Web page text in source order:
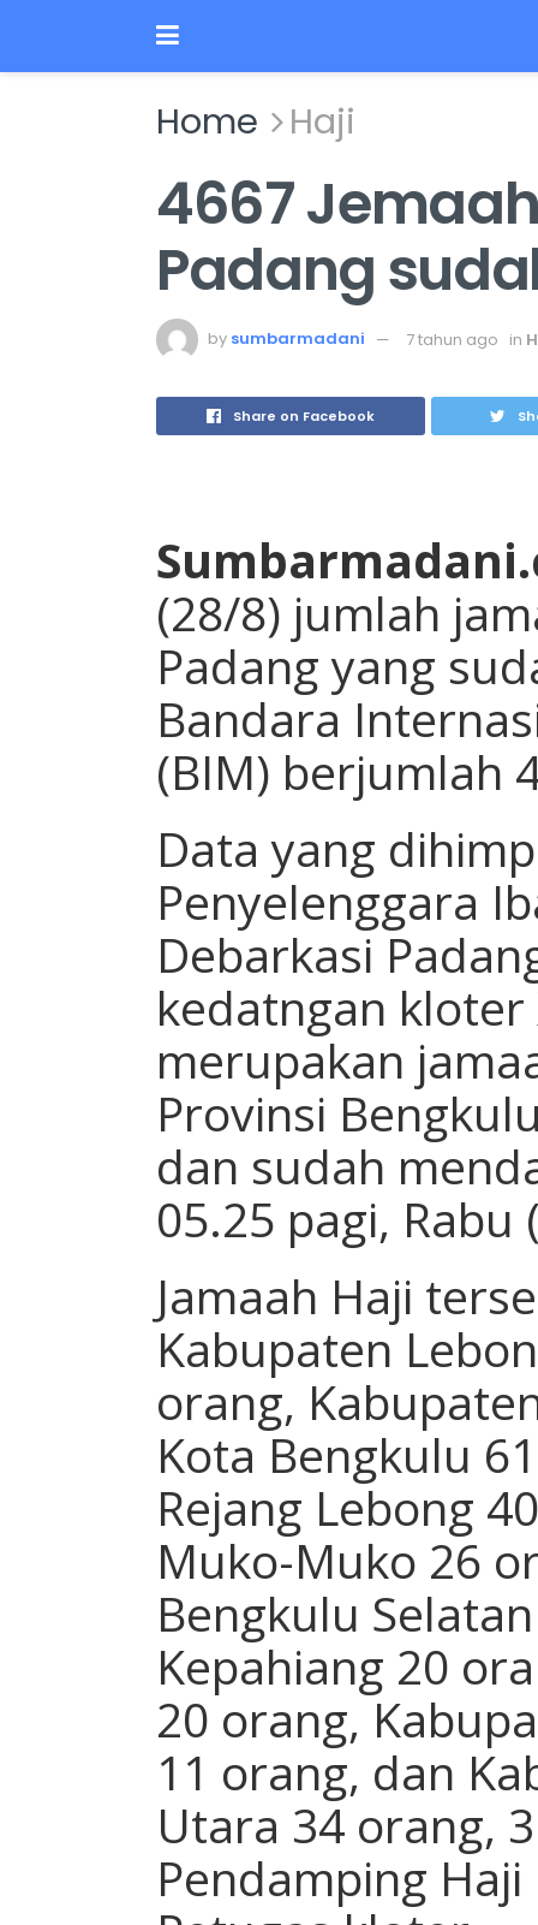
Home Haji
4667
Padang
by sumbarmadani 7 tahun ago in
Share on Facebook
(28/8) jumlah
Padang yang
Bandara
(BIM) berjumlah
Data yang
Penyelenggara
Debarkasi
kedatngan kloter
merupakan
Provinsi
dan sudah
05.25 pagi, Rabu
Jamaah Haji
Kabupaten
orang,
Kota Bengkulu
Rejang Lebong
Muko-Muko 26
Bengkulu
Kepahiang 20
20 orang,
11 orang, dan
Utara 34 orang,
Pendamping